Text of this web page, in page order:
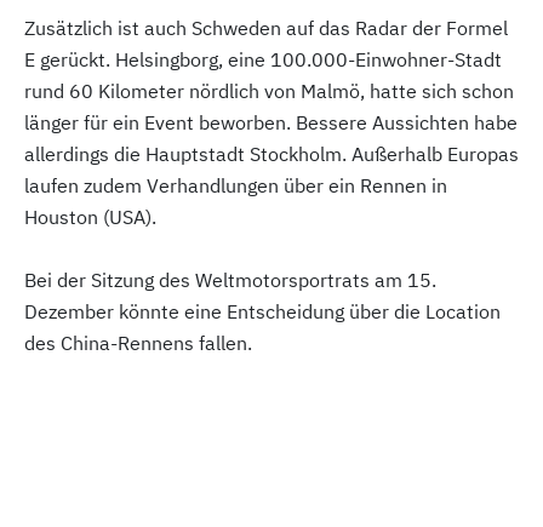
Zusätzlich ist auch Schweden auf das Radar der Formel
E gerückt. Helsingborg, eine 100.000-Einwohner-Stadt
rund 60 Kilometer nördlich von Malmö, hatte sich schon
länger für ein Event beworben. Bessere Aussichten habe
allerdings die Hauptstadt Stockholm. Außerhalb Europas
laufen zudem Verhandlungen über ein Rennen in
Houston (USA).
Bei der Sitzung des Weltmotorsportrats am 15.
Dezember könnte eine Entscheidung über die Location
des China-Rennens fallen.